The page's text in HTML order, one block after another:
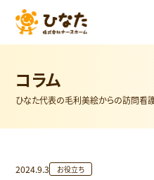
コラム
ひなた代表の毛利美絵からの訪問看
2024.9.3 お役立ち